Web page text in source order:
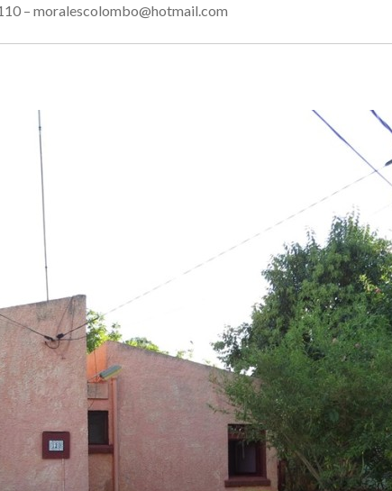
– moralescolombo@hotmail.com